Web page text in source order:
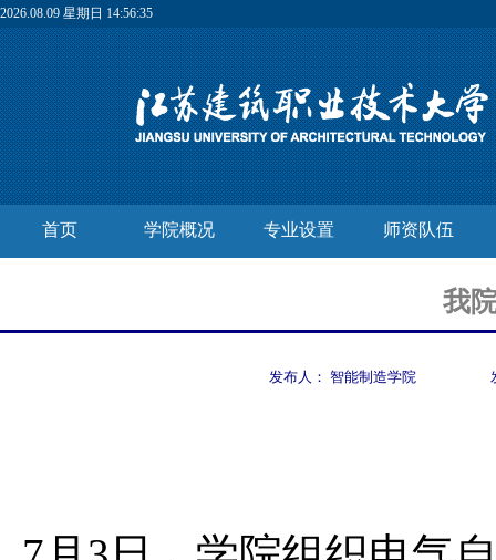
2026.08.09 星期日 14:56:36
首页 学院概况 专业设置 师资队伍
我
发布人： 智能制造学院